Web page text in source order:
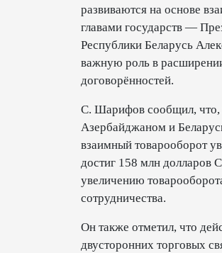
развиваются на основе
главами государств —
Республики Беларусь
важную роль в
договорённостей.
С. Шарифов сообщил, что,
Азербайджаном и
взаимный товарооборот
достиг 158 млн долларов
увеличению
сотрудничества.
Он также отметил, что
двусторонних торговых